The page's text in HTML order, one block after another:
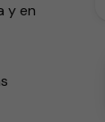
y en